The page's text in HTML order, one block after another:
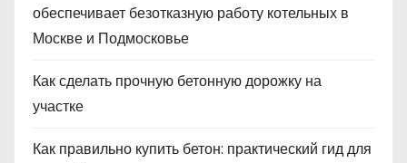
обеспечивает безотказную работу котельных в
Москве и Подмосковье
Как сделать прочную бетонную дорожку на
участке
Как правильно купить бетон: практический гид для